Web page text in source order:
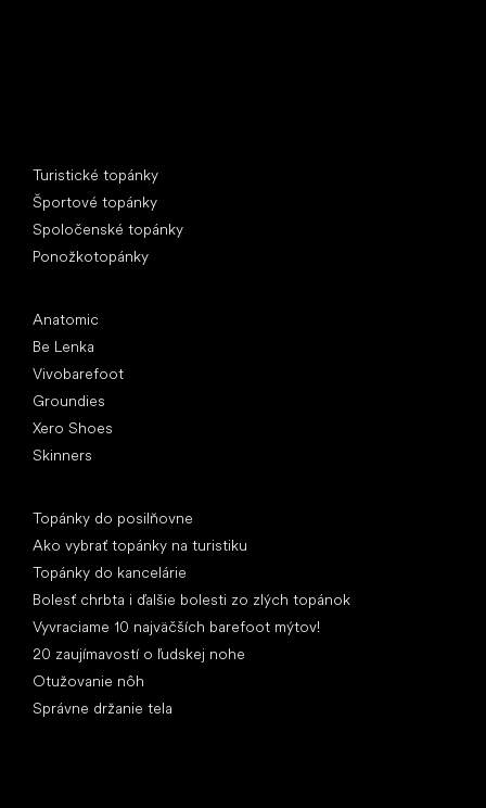
Turistické topánky
Športové topánky
Spoločenské topánky
Ponožkotopánky
Anatomic
Be Lenka
Vivobarefoot
Groundies
Xero Shoes
Skinners
Topánky do posilňovne
Ako vybrať topánky na turistiku
Topánky do kancelárie
Bolesť chrbta i ďalšie bolesti zo zlých topánok
Vyvraciame 10 najväčších barefoot mýtov!
20 zaujímavostí o ľudskej nohe
Otužovanie nôh
Správne držanie tela